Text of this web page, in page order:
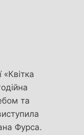
«Квітка
та
Фурса.